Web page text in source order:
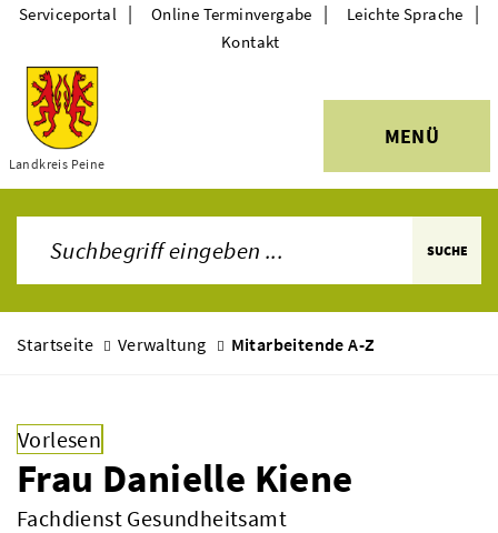
Themen
Landkreis Peine
MENÜ
Serviceportal | Online Terminvergabe | Leichte Sprache |
Kontakt
SUCHE
Startseite Verwaltung Mitarbeitende A-Z
Vorlesen
Frau Danielle Kiene
Fachdienst Gesundheitsamt